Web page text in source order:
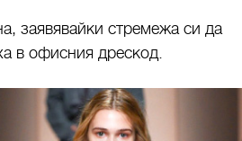
заявявайки стремежа си да
в офисния дрескод.